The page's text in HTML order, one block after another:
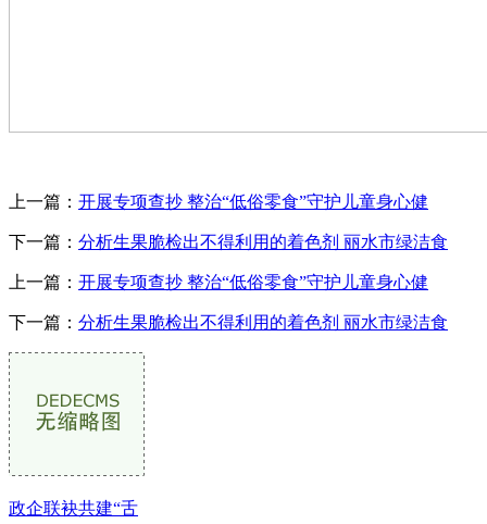
上一篇： 开展专项查抄 整治“低俗零食”守护儿童身心健
下一篇： 分析生果脆检出不得利用的着色剂 丽水市绿洁食
上一篇： 开展专项查抄 整治“低俗零食”守护儿童身心健
下一篇： 分析生果脆检出不得利用的着色剂 丽水市绿洁食
政企联袂共建“舌